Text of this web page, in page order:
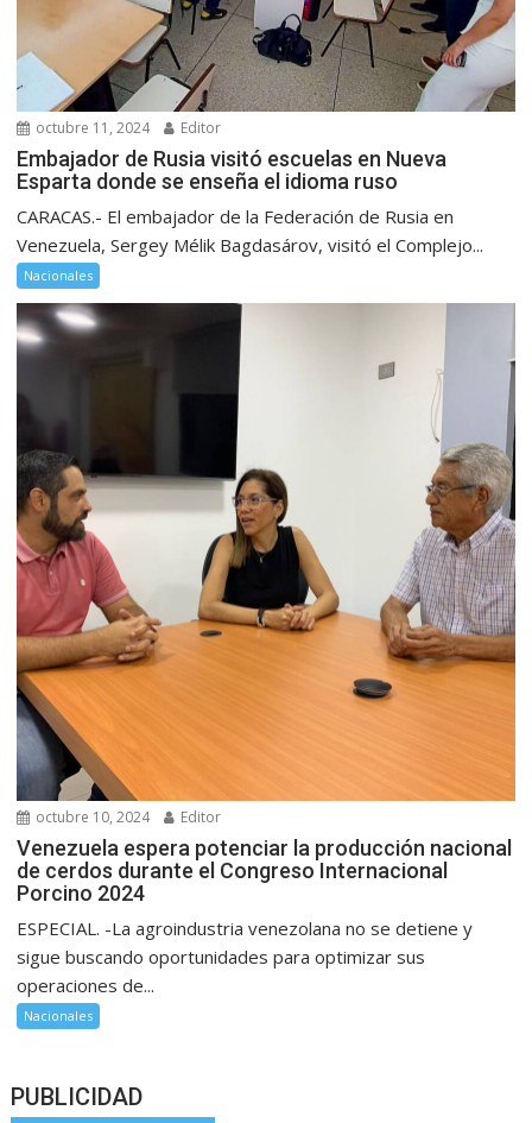
octubre 11, 2024 Editor
Embajador de Rusia visitó escuelas en Nueva
Esparta donde se enseña el idioma ruso
CARACAS.- El embajador de la Federación de Rusia en
Venezuela, Sergey Mélik Bagdasárov, visitó el Complejo...
Nacionales
octubre 10, 2024 Editor
Venezuela espera potenciar la producción nacional
de cerdos durante el Congreso Internacional
Porcino 2024
ESPECIAL. -La agroindustria venezolana no se detiene y
sigue buscando oportunidades para optimizar sus
operaciones de...
Nacionales
PUBLICIDAD